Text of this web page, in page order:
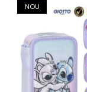
NOU